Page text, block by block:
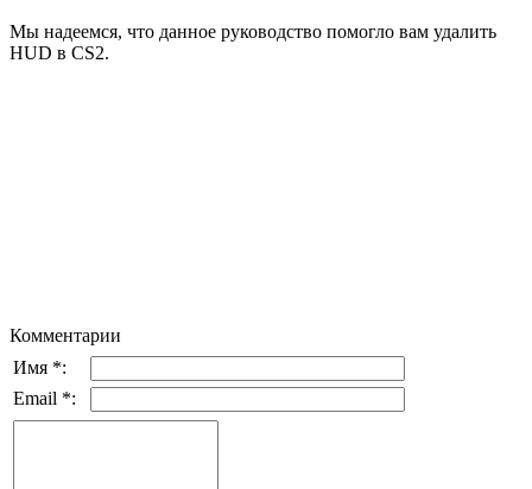
Мы надеемся, что данное руководство помогло вам удалить
HUD в CS2.
Комментарии
Имя *:
Email *: